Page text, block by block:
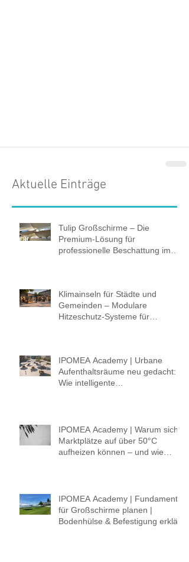
Aktuelle Einträge
Tulip Großschirme – Die
Premium-Lösung für
professionelle Beschattung im
Klimainseln für Städte und
Gemeinden – Modulare
Hitzeschutz-Systeme für
IPOMEA Academy | Urbane
Aufenthaltsräume neu gedacht:
Wie intelligente
IPOMEA Academy | Warum sich
Marktplätze auf über 50°C
aufheizen können – und wie
IPOMEA Academy | Fundament
für Großschirme planen |
Bodenhülse & Befestigung erklärt